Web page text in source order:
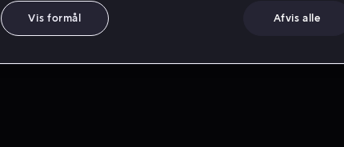
Vis formål Afvis alle